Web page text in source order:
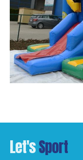
Let'sSport